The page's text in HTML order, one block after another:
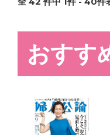
おすす